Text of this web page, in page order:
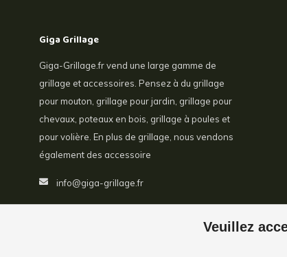
Veuillez
Giga Grillage
Giga-Grillage.fr vend une large gamme de
grillage et accessoires. Pensez à du grillage
pour mouton, grillage pour jardin, grillage pour
chevaux, poteaux en bois, grillage à poules et
pour volière. En plus de grillage, nous vendons
également des accessoire
info@giga-grillage.fr